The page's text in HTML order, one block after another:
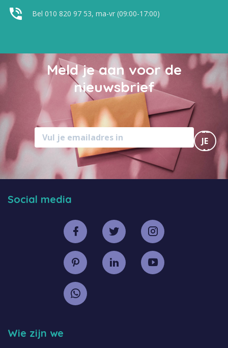
Bel 010 820 97 53, ma-vr (09:00-17:00)
Meld je aan voor de
nieuwsbrief
MELD
JE
AAN
Wie zijn we
Social media